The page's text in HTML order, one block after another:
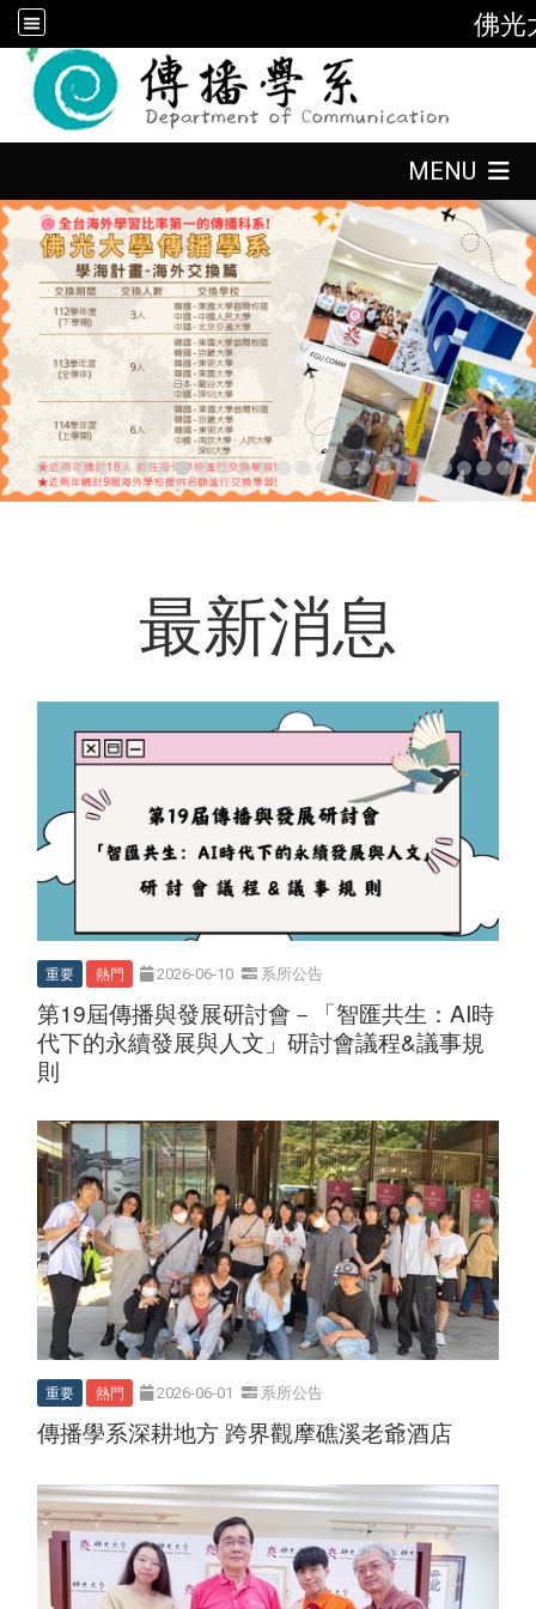
佛光
MENU
最新消息
重要 熱門 2026-06-10 系所公告
第19屆傳播與發展研討會－「智匯共生：AI時
代下的永續發展與人文」研討會議程&議事規
則
重要 熱門 2026-06-01 系所公告
傳播學系深耕地方 跨界觀摩礁溪老爺酒店